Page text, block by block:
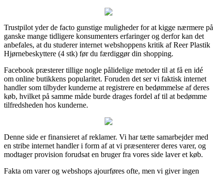
Trustpilot yder de facto gunstige muligheder for at kigge nærmere på
ganske mange tidligere konsumenters erfaringer og derfor kan det
anbefales, at du studerer internet webshoppens kritik af Reer Plastik
Hjørnebeskyttere (4 stk) før du færdiggør din shopping.
Facebook præsterer tillige nogle pålidelige metoder til at få en idé
om online butikkens popularitet. Foruden det ser vi faktisk internet
handler som tilbyder kunderne at registrere en bedømmelse af deres
køb, hvilket på samme måde burde drages fordel af til at bedømme
tilfredsheden hos kunderne.
Denne side er finansieret af reklamer. Vi har tætte samarbejder med
en stribe internet handler i form af at vi præsenterer deres varer, og
modtager provision forudsat en bruger fra vores side laver et køb.
Fakta om varer og webshops ajourføres ofte, men vi giver ingen